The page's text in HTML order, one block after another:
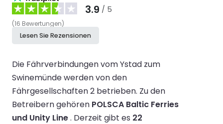
3.9 / 5
(16 Bewertungen)
Lesen Sie Rezensionen
Die Fährverbindungen vom Ystad zum
Swinemünde werden von den
Fährgesellschaften 2 betrieben. Zu den
Betreibern gehören POLSCA Baltic Ferries
und Unity Line. Derzeit gibt es 22